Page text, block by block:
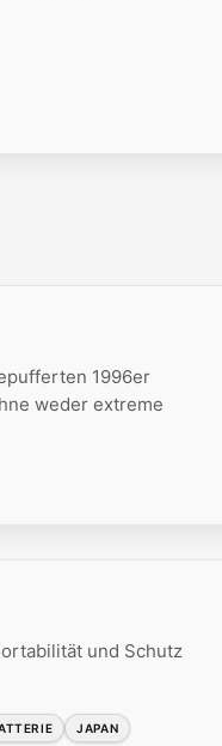
1996er
weder extreme
und Schutz
JAPAN